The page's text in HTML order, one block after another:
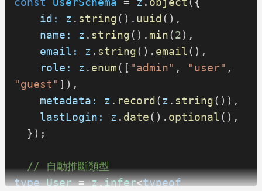
result data );
result error
. ZodError
const UserSchema = z.object({
    id:
z . string(). uuid (),
    name:
z . string(). min(2),
    email:
z . string(). email (),
    role:
z . enum([ "admin" , "user"
"guest" ]),
    metadata:
z . record (z . string()),
    lastLogin:
z . date(). optional (),
  });
  // 自動推斷類型
type User = z.infer<typeof